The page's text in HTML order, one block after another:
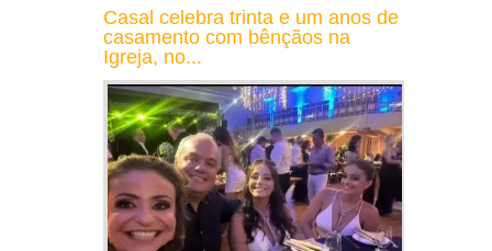
Casal celebra trinta e um anos de
casamento com bênçãos na
Igreja, no...